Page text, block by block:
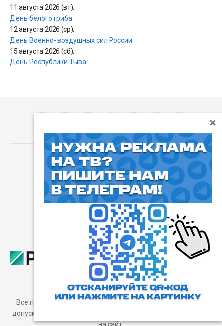
11 августа 2026 (вт):
День белого гриба
12 августа 2026 (ср):
День Военно- воздушных сил России
15 августа 2026 (сб):
День Республики Тыва
Пользовательское соглашение
Все права защищены. Любое использование материалов
допускается только с согласия редакции, а также с ссылкой
на сайт.